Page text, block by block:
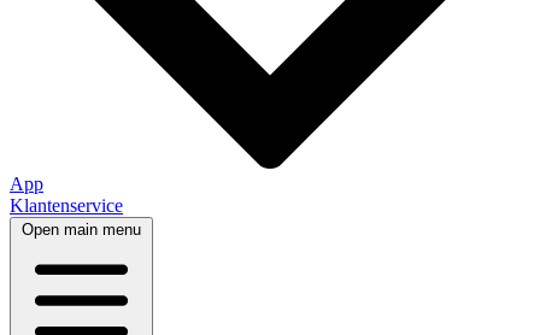
App
Klantenservice
Open main menu